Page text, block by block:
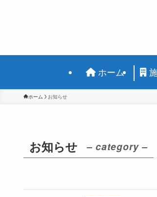
ホーム
ホーム お知らせ
お知らせ – category –